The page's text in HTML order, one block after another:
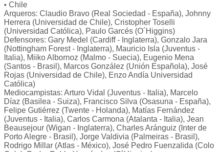
• Chile
Arqueros: Claudio Bravo (Real Sociedad - España), Johnny
Herrera (Universidad de Chile), Cristopher Toselli
(Universidad Católica), Paulo Garcés (O´Higgins)
Defensores: Gary Medel (Cardiff - Inglaterra), Gonzalo Jara
(Nottingham Forest - Inglaterra), Mauricio Isla (Juventus -
Italia), Miiko Albornoz (Malmo - Suecia), Eugenio Mena
(Santos - Brasil), Marcos González (Unión Española), José
Rojas (Universidad de Chile), Enzo Andía Universidad
Católica)
Mediocampistas: Arturo Vidal (Juventus - Italia), Marcelo
Díaz (Basilea - Suiza), Francisco Silva (Osasuna - España),
Felipe Gutiérrez (Twente - Holanda), Matías Fernández
(Juventus - Italia), Carlos Carmona (Atalanta - Italia), Jean
Beausejour (Wigan - Inglaterra), Charles Aránguiz (Inter de
Porto Alegre - Brasil), Jorge Valdivia (Palmeiras - Brasil),
Rodrigo Millar (Atlas - México), José Pedro Fuenzalida (Colo